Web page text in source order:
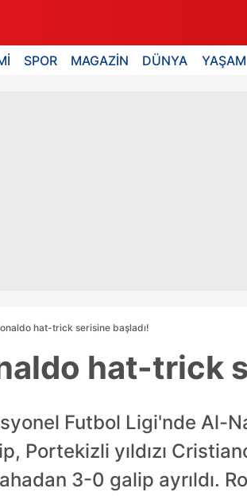
SPOR MAGAZİN DÜNYA YAŞAM
hat-trick serisine başladı!
hat-trick
Futbol Ligi'nde Al-
Portekizli yıldızı
3-0 galip ayrıldı.